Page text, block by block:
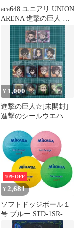
aca648 ユニアリ UNION
ARENA 進撃の巨人 カ
ード まとめ ACTION
SP パズル ミカサ アッ
カーマン ミカサ エレン
イェーガー 5枚
EX10BT/AOT2-009
EX10BT/AOT2-042
TCG
¥ 1,000
進撃の巨人☆[未開封]
進撃のシールウエハー
10%OFF
¥ 2,681
ソフトドッジボール１
号 ブルー STD-1SR-
BL【ミカサ】